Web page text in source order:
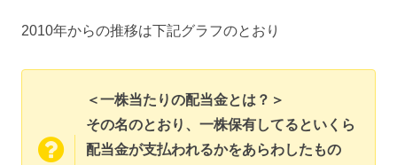
2010年からの推移は下記グラフのとおり
＜一株当たりの配当金とは？＞
その名のとおり、一株保有してるといくら
配当金が支払われるかをあらわしたもの